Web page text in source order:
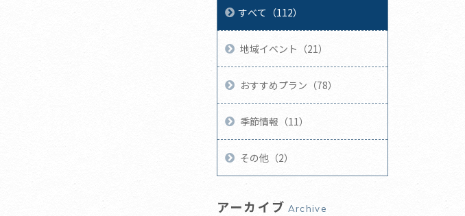
すべて（112）
地域イベント（21）
おすすめプラン（78）
季節情報（11）
その他（2）
アーカイブ Archive